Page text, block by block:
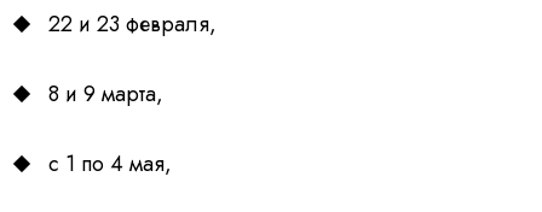
22 и 23 февраля,
8 и 9 марта,
с 1 по 4 мая,